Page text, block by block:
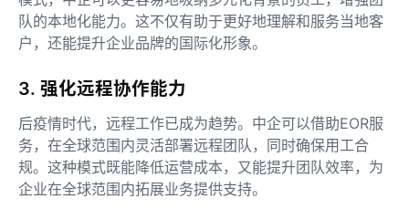
队的本地化能力。这不仅有助于更好地理解和服务当地客
户，还能提升企业品牌的国际化形象。
3. 强化远程协作能力
后疫情时代，远程工作已成为趋势。中企可以借助EOR服
务，在全球范围内灵活部署远程团队，同时确保用工合
规。这种模式既能降低运营成本，又能提升团队效率，为
企业在全球范围内拓展业务提供支持。